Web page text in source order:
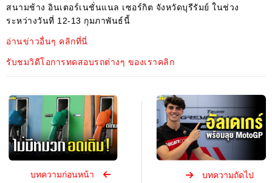
สนามช้าง อินเตอร์เนชั่นแนล เซอร์กิต จังหวัดบุรีรัมย์ ในช่วง
ระหว่างวันที่ 12-13 กุมภาพันธ์นี้
อ่านข่าวอื่นๆ คลิกที่นี่
รับชมวิดีโอการทดสอบรถต่างๆ ของเราคลิก
บทความก่อนหน้า บทความถัดไป